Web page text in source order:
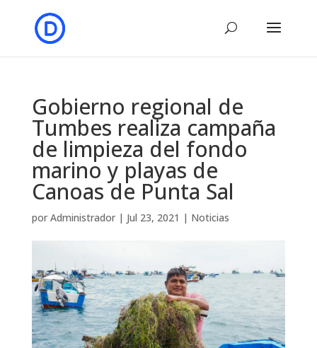
Gobierno regional de
Tumbes realiza campaña
de limpieza del fondo
marino y playas de
Canoas de Punta Sal
por Administrador| Jul 23, 2021 | Noticias